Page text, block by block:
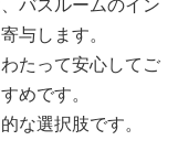
与します。
たって安心してご
めです。
な選択肢です。